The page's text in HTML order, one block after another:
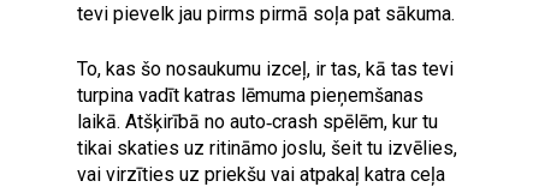
tevi pievelk jau pirms pirmā soļa pat sākuma.
To, kas šo nosaukumu izceļ, ir tas, kā tas tevi
turpina vadīt katras lēmuma pieņemšanas
laikā. Atšķirībā no auto‑crash spēlēm, kur tu
tikai skaties uz ritināmo joslu, šeit tu izvēlies,
vai virzīties uz priekšu vai atpakaļ katra ceļa